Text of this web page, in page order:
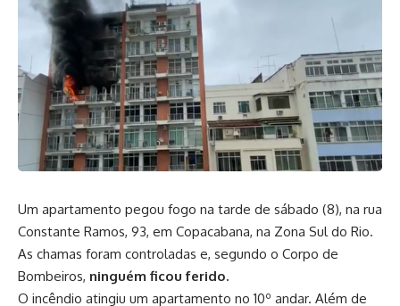
Um apartamento pegou fogo na tarde de sábado (8), na rua
Constante Ramos, 93, em Copacabana, na Zona Sul do Rio.
As chamas foram controladas e, segundo o Corpo de
Bombeiros, ninguém ficou ferido.
O incêndio atingiu um apartamento no 10º andar. Além de